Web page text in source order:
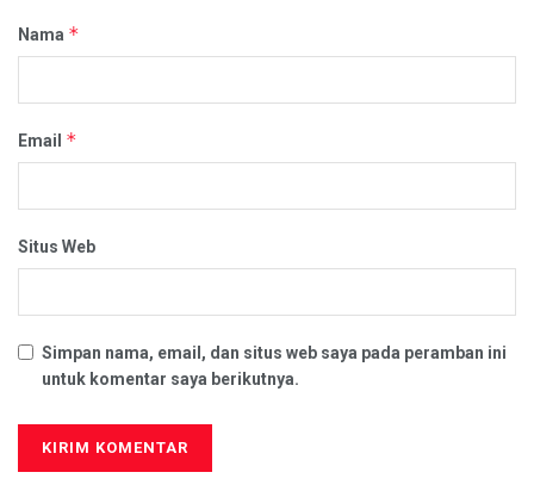
Nama *
Email *
Situs Web
Simpan nama, email, dan situs web saya pada peramban ini
untuk komentar saya berikutnya.